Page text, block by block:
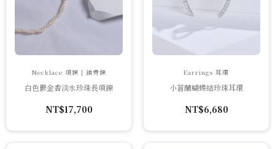
Necklace 項鍊 | 鎖骨鍊
白色鬱金香淡水珍珠長項鍊
NT$17,700
Earrings 耳環
小蒼蘭蝴蝶結珍珠耳環
NT$6,680